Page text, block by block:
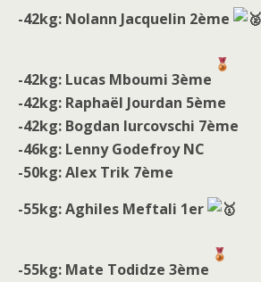
-42kg: Nolann Jacquelin 2ème
-42kg: Lucas Mboumi 3ème
-42kg: Raphaël Jourdan 5ème
-42kg: Bogdan Iurcovschi 7ème
-46kg: Lenny Godefroy NC
-50kg: Alex Trik 7ème
-55kg: Aghiles Meftali 1er
-55kg: Mate Todidze 3ème